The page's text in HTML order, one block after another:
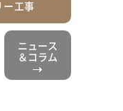
ー工事
ニュース
＆コラム